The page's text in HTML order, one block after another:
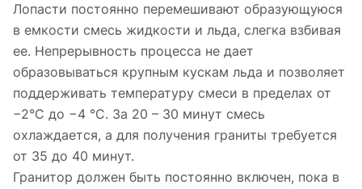
Лопасти постоянно перемешивают образующуюся
в емкости смесь жидкости и льда, слегка взбивая
ее. Непрерывность процесса не дает
образовываться крупным кускам льда и позволяет
поддерживать температуру смеси в пределах от
−2°C до −4 °C. За 20 – 30 минут смесь
охлаждается, а для получения граниты требуется
от 35 до 40 минут.
Гранитор должен быть постоянно включен, пока в